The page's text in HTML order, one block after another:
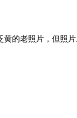
的老照片，但照